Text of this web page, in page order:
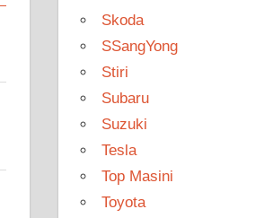
Skoda
SSangYong
Stiri
Subaru
Suzuki
Tesla
Top Masini
Toyota